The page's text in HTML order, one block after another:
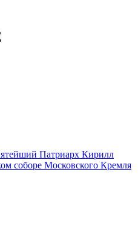
Патриарх Кирилл
соборе Московского Кремля